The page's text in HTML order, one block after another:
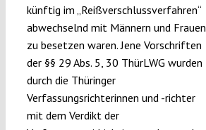
künftig im „Reißverschlussverfahren“
abwechselnd mit Männern und Frauen
zu besetzen waren. Jene Vorschriften
der §§ 29 Abs. 5, 30 ThürLWG wurden
durch die Thüringer
Verfassungsrichterinnen und -richter
mit dem Verdikt der